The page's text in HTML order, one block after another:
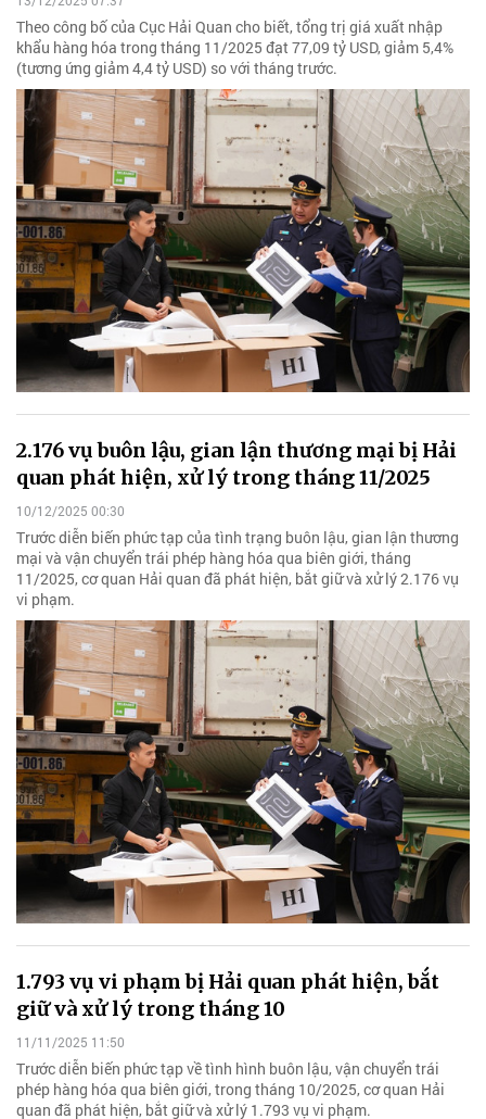
Theo công bố của Cục Hải Quan cho biết, tổng trị giá xuất nhập
khẩu hàng hóa trong tháng 11/2025 đạt 77,09 tỷ USD, giảm 5,4%
(tương ứng giảm 4,4 tỷ USD) so với tháng trước.
2.176 vụ buôn lậu, gian lận thương mại bị Hải
quan phát hiện, xử lý trong tháng 11/2025
10/12/2025 00:30
Trước diễn biến phức tạp của tình trạng buôn lậu, gian lận thương
mại và vận chuyển trái phép hàng hóa qua biên giới, tháng
11/2025, cơ quan Hải quan đã phát hiện, bắt giữ và xử lý 2.176 vụ
vi phạm.
1.793 vụ vi phạm bị Hải quan phát hiện, bắt
giữ và xử lý trong tháng 10
11/11/2025 11:50
Trước diễn biến phức tạp về tình hình buôn lậu, vận chuyển trái
phép hàng hóa qua biên giới, trong tháng 10/2025, cơ quan Hải
quan đã phát hiện, bắt giữ và xử lý 1.793 vụ vi phạm.